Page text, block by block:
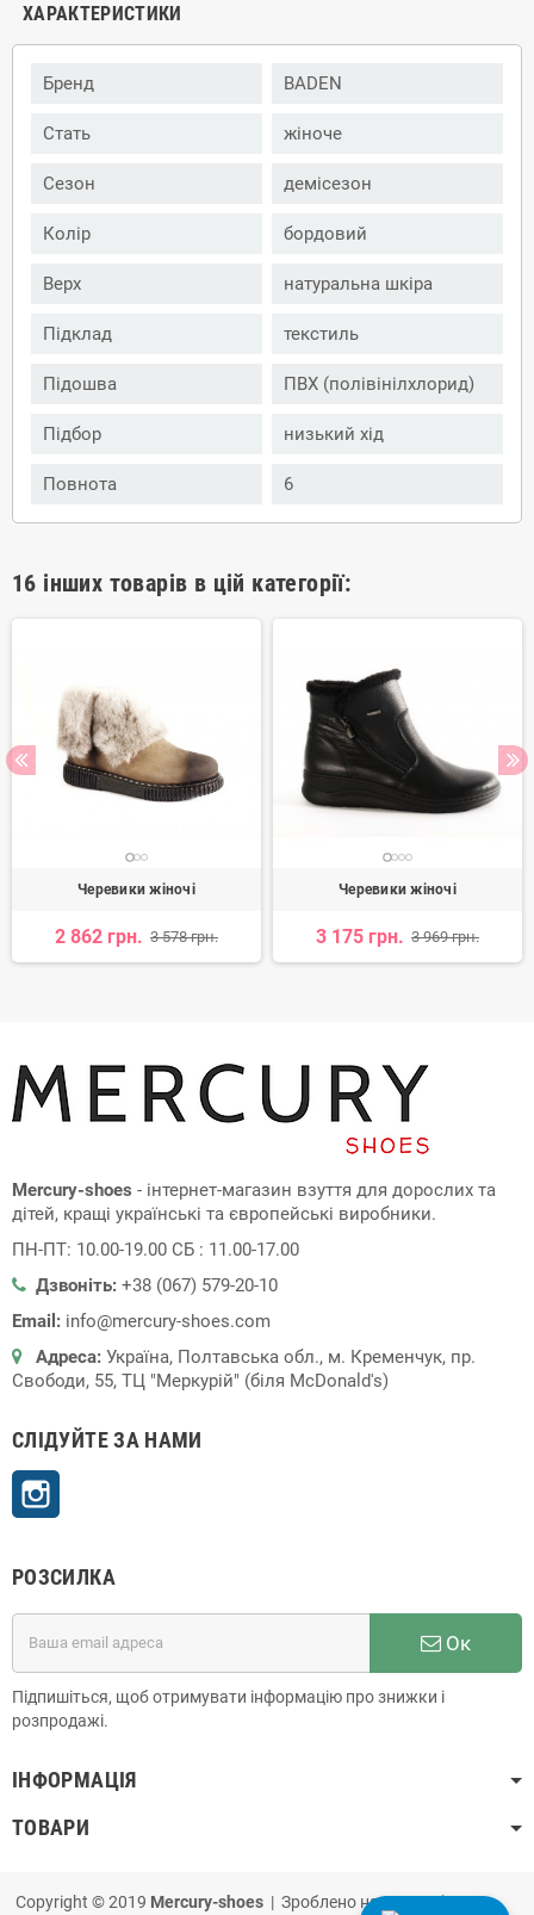
ХАРАКТЕРИСТИКИ
Бренд BADEN
Стать жіноче
Сезон демісезон
Колір бордовий
Верх натуральна шкіра
Підклад текстиль
Підошва ПВХ (полівінілхлорид)
Підбор низький хід
Повнота 6
16 інших товарів в цій категорії:
Черевики жіночі
2 862 грн. 3 578 грн.
Черевики жіночі
3 175 грн. 3 969 грн.
Mercury-shoes - інтернет-магазин взуття для дорослих та
дітей, кращі українські та європейські виробники.
ПН-ПТ: 10.00-19.00 СБ : 11.00-17.00
Дзвоніть: +38 (067) 579-20-10
Email: info@mercury-shoes.com
Адреса: Україна, Полтавська обл., м. Кременчук, пр.
Свободи, 55, ТЦ "Меркурій" (біля McDonald's)
СЛІДУЙТЕ ЗА НАМИ
РОЗСИЛКА
Ок
Підпишіться, щоб отримувати інформацію про знижки і
розпродажі.
ІНФОРМАЦІЯ
ТОВАРИ
Copyright © 2019 Mercury-shoes | Зроблено наPrestaShop